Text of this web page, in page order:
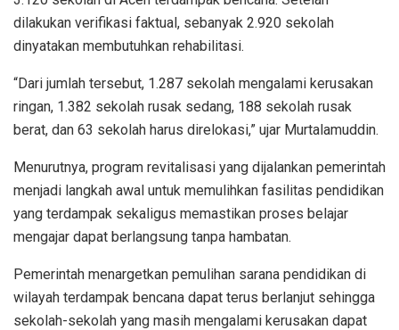
dilakukan verifikasi faktual, sebanyak 2.920 sekolah
dinyatakan membutuhkan rehabilitasi.
“Dari jumlah tersebut, 1.287 sekolah mengalami kerusakan
ringan, 1.382 sekolah rusak sedang, 188 sekolah rusak
berat, dan 63 sekolah harus direlokasi,” ujar Murtalamuddin.
Menurutnya, program revitalisasi yang dijalankan pemerintah
menjadi langkah awal untuk memulihkan fasilitas pendidikan
yang terdampak sekaligus memastikan proses belajar
mengajar dapat berlangsung tanpa hambatan.
Pemerintah menargetkan pemulihan sarana pendidikan di
wilayah terdampak bencana dapat terus berlanjut sehingga
sekolah-sekolah yang masih mengalami kerusakan dapat